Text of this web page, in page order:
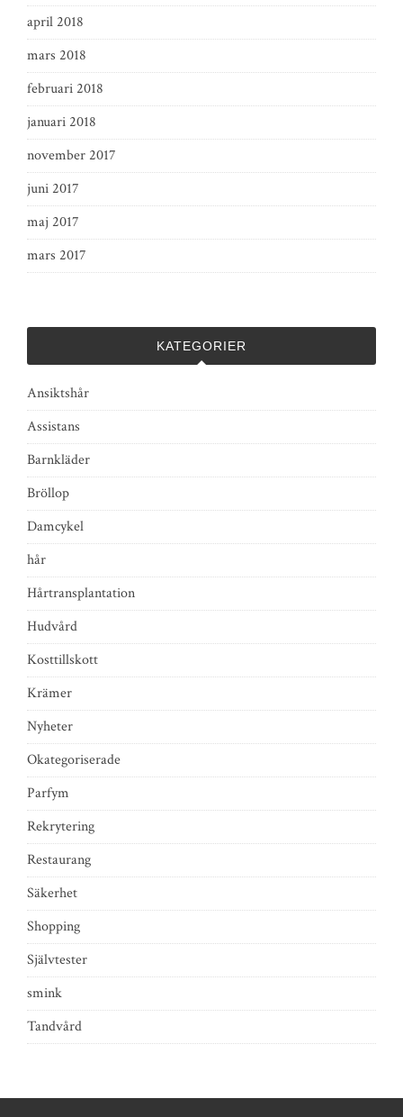
april 2018
mars 2018
februari 2018
januari 2018
november 2017
juni 2017
maj 2017
mars 2017
KATEGORIER
Ansiktshår
Assistans
Barnkläder
Bröllop
Damcykel
hår
Hårtransplantation
Hudvård
Kosttillskott
Krämer
Nyheter
Okategoriserade
Parfym
Rekrytering
Restaurang
Säkerhet
Shopping
Självtester
smink
Tandvård